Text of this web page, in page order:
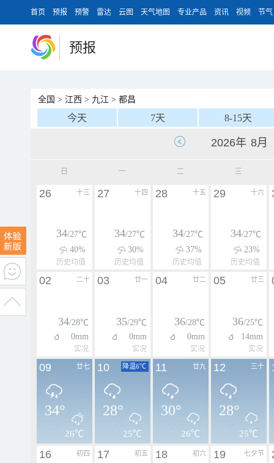
首页 预报 预警 雷达 云图 天气地图 专业产品 资讯 视频 节气
预报
全国 > 江西 > 九江 > 都昌
今天 7天 8-15天
日 一 二 三
十三
26
34/27℃
40%
历史均值
十四
27
34/27℃
30%
历史均值
十五
28
34/27℃
37%
历史均值
十六
29
34/27℃
23%
历史均值
二十
02
34/28℃
0mm
实况
廿一
03
35/29℃
0mm
实况
廿二
04
36/28℃
0mm
实况
廿三
05
36/25℃
14mm
实况
廿七
09
34°
26℃
降温6℃
10
28°
25℃
廿九
11
30°
26℃
三十
12
28°
25℃
初四
16 初五
17 初六
18 七夕节
19